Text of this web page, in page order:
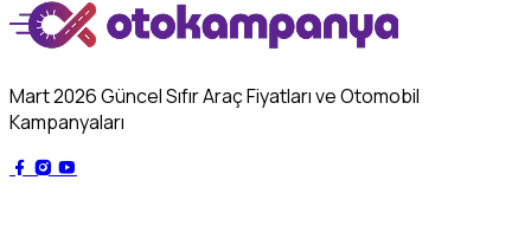
Mart 2026 Güncel Sıfır Araç Fiyatları ve Otomobil
Kampanyaları